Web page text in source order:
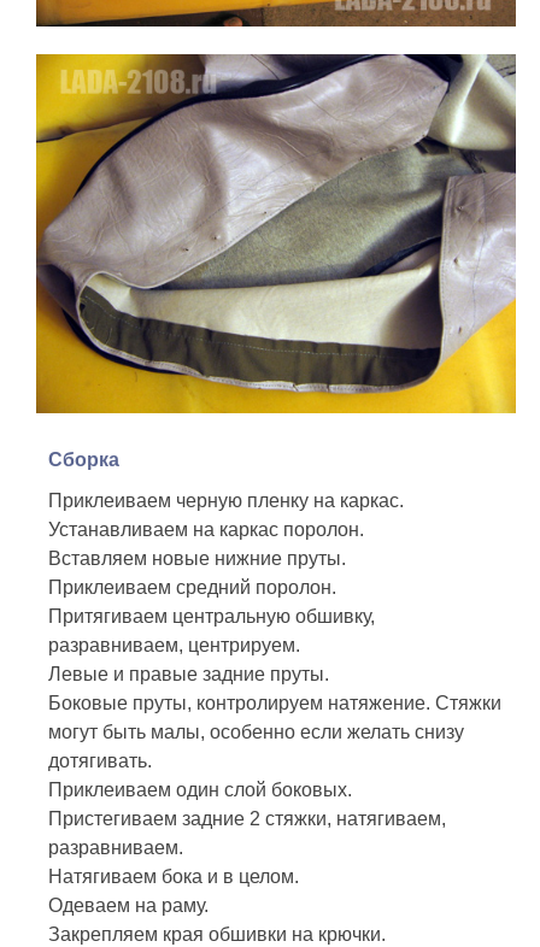
Сборка
Приклеиваем черную пленку на каркас.
Устанавливаем на каркас поролон.
Вставляем новые нижние пруты.
Приклеиваем средний поролон.
Притягиваем центральную обшивку,
разравниваем, центрируем.
Левые и правые задние пруты.
Боковые пруты, контролируем натяжение. Стяжки
могут быть малы, особенно если желать снизу
дотягивать.
Приклеиваем один слой боковых.
Пристегиваем задние 2 стяжки, натягиваем,
разравниваем.
Натягиваем бока и в целом.
Одеваем на раму.
Закрепляем края обшивки на крючки.